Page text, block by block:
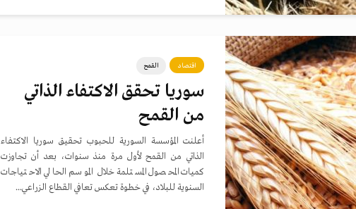
اقتصاد القمح
سوريا تحقق الاكتفاء الذاتي
من القمح
أعلنت المؤسسة السورية للحبوب تحقيق سوريا الاكتفاء
الذاتي من القمح لأول مرة منذ سنوات، بعد أن تجاوزت
كميات المحصول المستلمة خلال الموسم الحالي الاحتياجات
السنوية للبلاد، في خطوة تعكس تعافي القطاع الزراعي...